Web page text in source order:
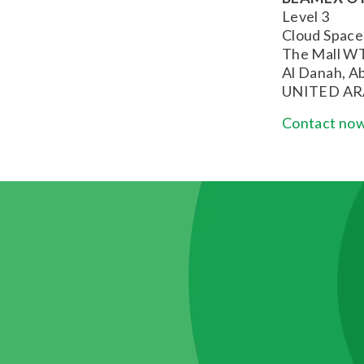
Level 3
Cloud
The Mall
Al Danah,
UNITED
Contact